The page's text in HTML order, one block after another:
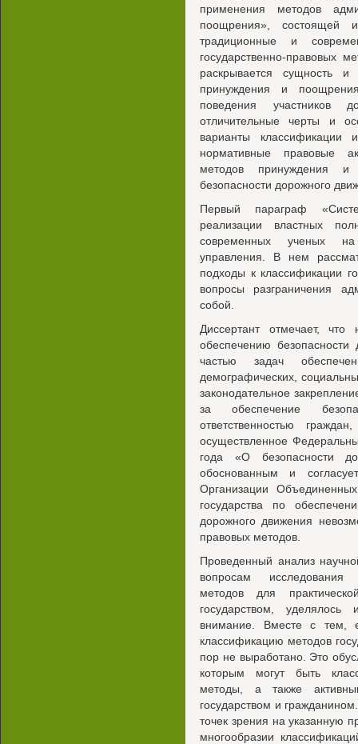
применения методов
поощрения», состоящей
традиционные и
государственно-правовых
раскрывается сущность и
принуждения и
поведения участников
отличительные черты и
варианты классификации
нормативные правовые
методов принуждения
безопасности дорожного
Первый параграф
реализации властных
современных ученых на
управления. В нем
подходы к классификации
вопросы разграничения
собой.
Диссертант отмечает,
обеспечению безопасности
частью задач
демографических,
законодательное
за обеспечение
ответственностью
осуществленное
года «О безопасности
обоснованным и
Организации
государства по
дорожного движения
правовых методов.
Проведенный анализ
вопросам исследования
методов для
государством, уделялось
внимание. Вместе с тем,
классификацию методов
пор не выработано. Это
которым могут быть
методы, а также
государством и
точек зрения на указанную
многообразии